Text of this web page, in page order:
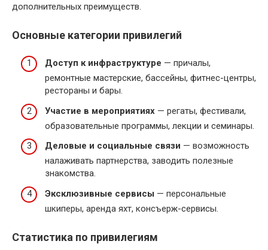
дополнительных преимуществ.
Основные категории привилегий
Доступ к инфраструктуре — причалы,
ремонтные мастерские, бассейны, фитнес-центры,
рестораны и бары.
Участие в мероприятиях — регаты, фестивали,
образовательные программы, лекции и семинары.
Деловые и социальные связи — возможность
налаживать партнерства, заводить полезные
знакомства.
Эксклюзивные сервисы — персональные
шкиперы, аренда яхт, консъерж-сервисы.
Статистика по привилегиям